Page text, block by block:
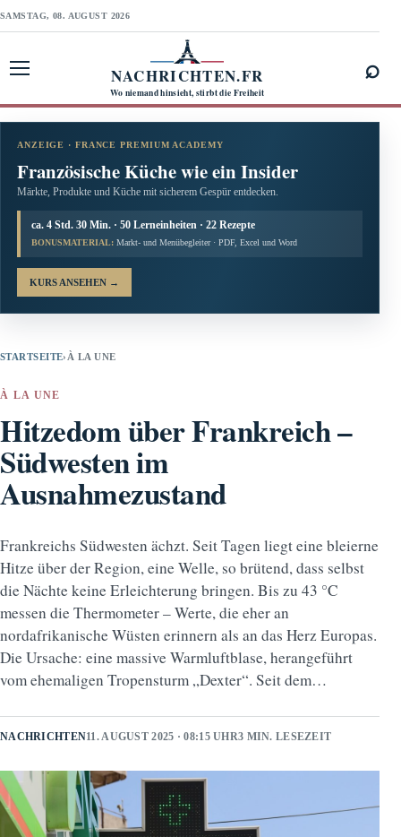
SAMSTAG, 08. AUGUST 2026
NACHRICHTEN.FR
Wo niemand hinsieht, stirbt die Freiheit
⌕
ANZEIGE · FRANCE PREMIUM ACADEMY
Französische Küche wie ein Insider
Märkte, Produkte und Küche mit sicherem Gespür entdecken.
ca. 4 Std. 30 Min. · 50 Lerneinheiten · 22 Rezepte
BONUSMATERIAL: Markt- und Menübegleiter · PDF, Excel und Word
KURS ANSEHEN →
STARTSEITE› À LA UNE
À LA UNE
Hitzedom über Frankreich –
Südwesten im
Ausnahmezustand
Frankreichs Südwesten ächzt. Seit Tagen liegt eine bleierne
Hitze über der Region, eine Welle, so brütend, dass selbst
die Nächte keine Erleichterung bringen. Bis zu 43 °C
messen die Thermometer – Werte, die eher an
nordafrikanische Wüsten erinnern als an das Herz Europas.
Die Ursache: eine massive Warmluftblase, herangeführt
vom ehemaligen Tropensturm „Dexter“. Seit dem…
NACHRICHTEN11. AUGUST 2025 · 08:15 UHR3 MIN. LESEZEIT